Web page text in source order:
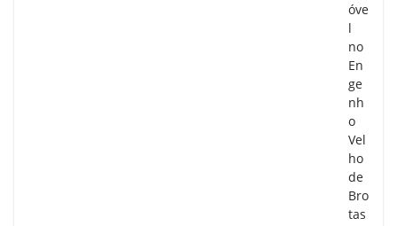
óve
l
no
En
ge
nh
o
Vel
ho
de
Bro
tas